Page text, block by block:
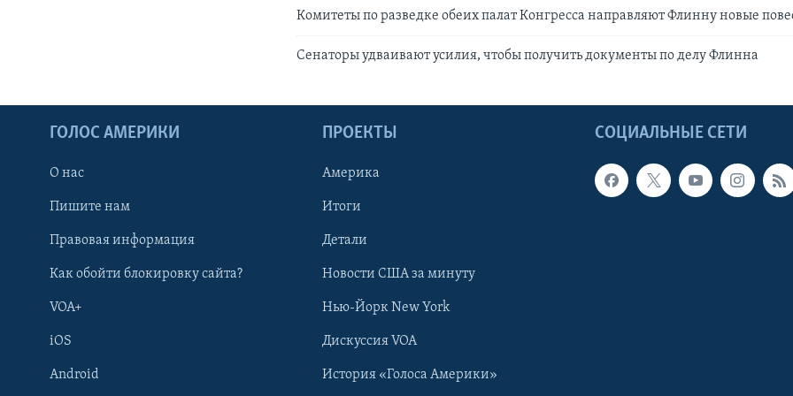
Комитеты по разведке обеих палат Конгресса направляют Флинну новые
Сенаторы удваивают усилия, чтобы получить документы по делу Флинна
СОЦИАЛЬНЫЕ СЕТИ
ГОЛОС АМЕРИКИ
О нас
Пишите нам
Правовая информация
Как обойти блокировку сайта?
VOA+
iOS
Android
ПРОЕКТЫ
Америка
Итоги
Детали
Новости США за минуту
Нью-Йорк New York
Дискуссия VOA
История «Голоса Америки»